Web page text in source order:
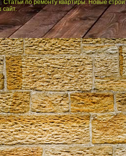
Статьи по ремонту квартиры. Новые
сайт.